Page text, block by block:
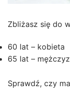
Zbliżasz się do
60 lat – kobieta
65 lat –
Sprawdź, czy